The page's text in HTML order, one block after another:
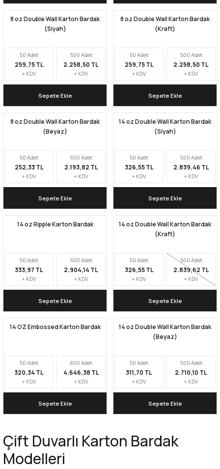
Geri Dönüştürülebilir Doypack
8 oz Double Wall Karton Bardak
(Siyah)
500 Adet
2.258,50 TL
+ KDV
50 Adet
259,75 TL
+ KDV
Sepete Ekle
8 oz Double Wall Karton Bardak
(Kraft)
500 Adet
2.258,50 TL
+ KDV
50 Adet
259,75 TL
+ KDV
Sepete Ekle
8 oz Double Wall Karton Bardak
(Beyaz)
500 Adet
2.193,82 TL
+ KDV
50 Adet
252,33 TL
+ KDV
Sepete Ekle
14 oz Double Wall Karton Bardak
(Siyah)
500 Adet
2.839,46 TL
+ KDV
50 Adet
326,55 TL
+ KDV
Sepete Ekle
14 oz Ripple Karton Bardak
500 Adet
2.904,14 TL
+ KDV
50 Adet
333,97 TL
+ KDV
Sepete Ekle
14 oz Double Wall Karton Bardak
(Kraft)
500 Adet
2.839,62 TL
+ KDV
50 Adet
326,55 TL
+ KDV
Sepete Ekle
14 OZ Embossed Karton Bardak
50 Adet
320,34 TL
+ KDV
800 Adet
4.646,38 TL
+ KDV
Sepete Ekle
14 oz Double Wall Karton Bardak
(Beyaz)
500 Adet
2.710,10 TL
+ KDV
50 Adet
311,70 TL
+ KDV
Sepete Ekle
Çift Duvarlı Karton Bardak
Modelleri